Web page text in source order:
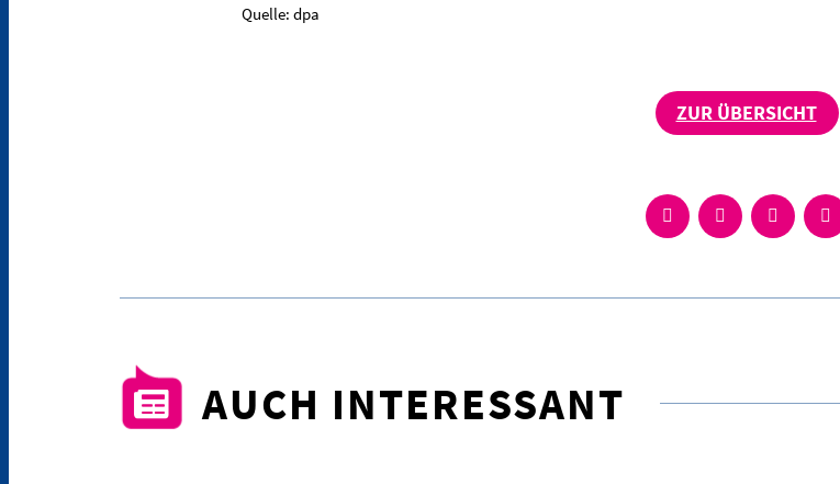
Quelle: dpa
ZUR ÜBERSICHT
AUCH INTERESSANT